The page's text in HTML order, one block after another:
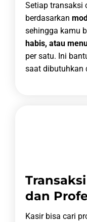
Setiap transaksi
berdasarkan
sehingga kamu
habis, atau
per satu. Ini
saat dibutuhkan
dan
Kasir bisa cari